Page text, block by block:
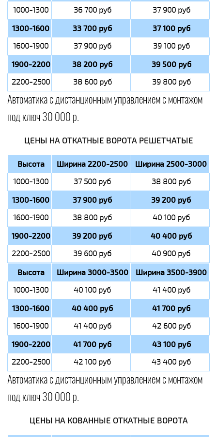
1000-1300 36 700 руб 37 900 руб
1300-1600 33 700 руб 37 100 руб
1600-1900 37 900 руб 39 100 руб
1900-2200 38 200 руб 39 500 руб
2200-2500 38 600 руб 39 800 руб
Автоматика с дистанционным управлением с монтажом
под ключ 30 000 р.
ЦЕНЫ НА ОТКАТНЫЕ ВОРОТА РЕШЕТЧАТЫЕ
Высота Ширина 2200-2500 Ширина 2500-3000
1000-1300 37 500 руб 38 800 руб
1300-1600 37 900 руб 39 200 руб
1600-1900 38 800 руб 40 100 руб
1900-2200 39 200 руб 40 400 руб
2200-2500 39 600 руб 40 900 руб
Высота Ширина 3000-3500 Ширина 3500-3900
1000-1300 40 100 руб 41 400 руб
1300-1600 40 400 руб 41 700 руб
1600-1900 41 400 руб 42 600 руб
1900-2200 41 700 руб 43 100 руб
2200-2500 42 100 руб 43 400 руб
Автоматика с дистанционным управлением с монтажом
под ключ 30 000 р.
ЦЕНЫ НА КОВАННЫЕ ОТКАТНЫЕ ВОРОТА